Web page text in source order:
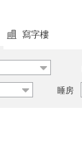
寫字樓
睡房